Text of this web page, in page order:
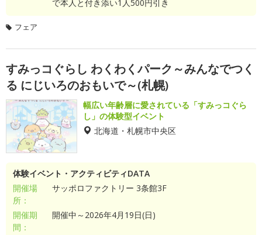
で本人と付き添い1人500円引き
フェア
すみっコぐらし わくわくパーク～みんなでつく
る にじいろのおもいで～(札幌)
幅広い年齢層に愛されている「すみっコぐら
し」の体験型イベント
北海道・札幌市中央区
体験イベント・アクティビティDATA
開催場
所：
サッポロファクトリー 3条館3F
開催期
間：
開催中～2026年4月19日(日)